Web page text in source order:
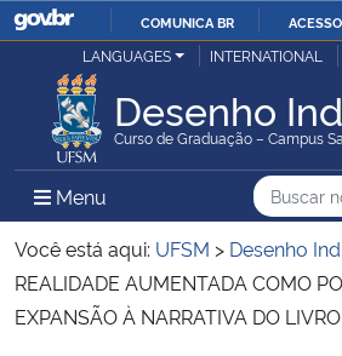
IR
O
COMUNICA BR
Ministério da Justiça e Segurança Pública
Ministério da Defesa
Ministério das Relações Exteriores
Ministério da Economia
LANGUAGES INTERNATIONAL
Desenho
Curso de Graduação – Campus
Menu Menu Principal do Sítio
Busca
Busca:
Você está aqui: UFSM > Desenho
REALIDADE AUMENTADA COMO
EXPANSÃO À NARRATIVA DO